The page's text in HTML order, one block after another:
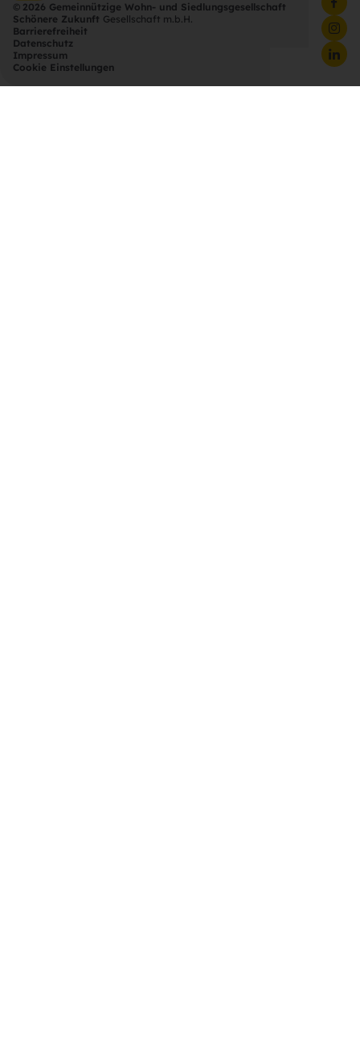
© 2026 Gemeinnützige Wohn- und Siedlungsgesellschaft
Schönere Zukunft Gesellschaft m.b.H.
Barrierefreiheit
Datenschutz
Impressum
Cookie Einstellungen